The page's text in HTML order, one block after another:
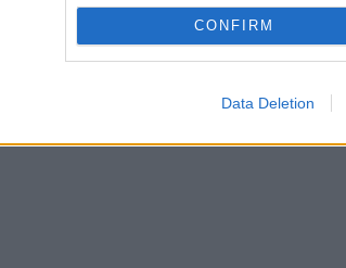
CONFIRM
Data Deletion
#ΕΘΝΙΚΗ ΠΑΙΔΩΝ #ΝΤΟΜΠΡΙΤΣ